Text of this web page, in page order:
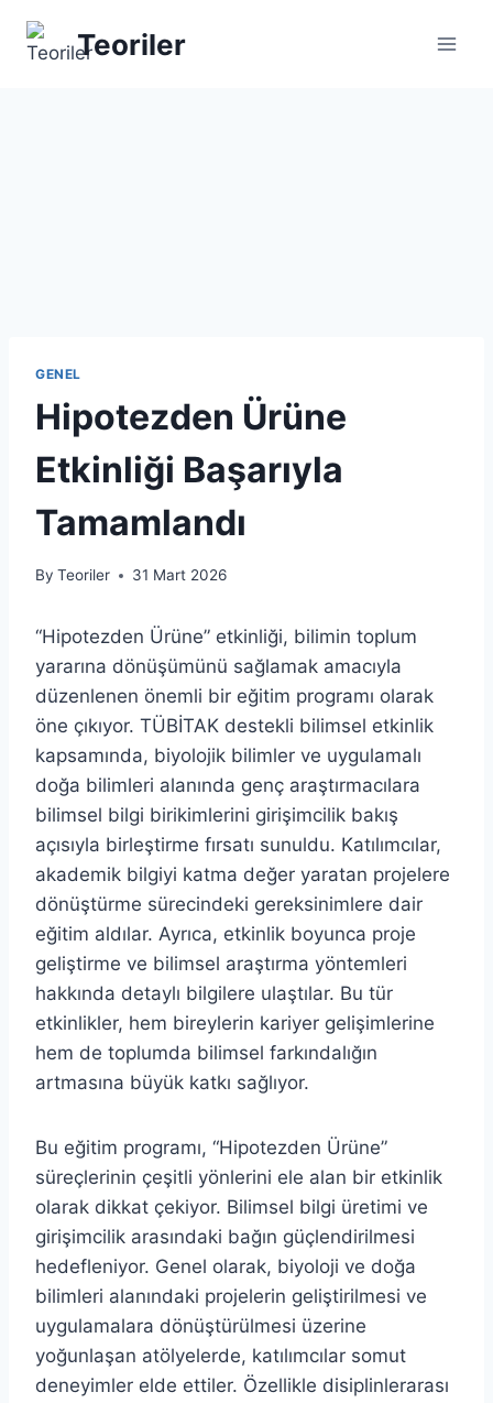
Teoriler
GENEL
Hipotezden Ürüne
Etkinliği Başarıyla
Tamamlandı
By Teoriler 31 Mart 2026
“Hipotezden Ürüne” etkinliği, bilimin toplum
yararına dönüşümünü sağlamak amacıyla
düzenlenen önemli bir eğitim programı olarak
öne çıkıyor. TÜBİTAK destekli bilimsel etkinlik
kapsamında, biyolojik bilimler ve uygulamalı
doğa bilimleri alanında genç araştırmacılara
bilimsel bilgi birikimlerini girişimcilik bakış
açısıyla birleştirme fırsatı sunuldu. Katılımcılar,
akademik bilgiyi katma değer yaratan projelere
dönüştürme sürecindeki gereksinimlere dair
eğitim aldılar. Ayrıca, etkinlik boyunca proje
geliştirme ve bilimsel araştırma yöntemleri
hakkında detaylı bilgilere ulaştılar. Bu tür
etkinlikler, hem bireylerin kariyer gelişimlerine
hem de toplumda bilimsel farkındalığın
artmasına büyük katkı sağlıyor.
Bu eğitim programı, “Hipotezden Ürüne”
süreçlerinin çeşitli yönlerini ele alan bir etkinlik
olarak dikkat çekiyor. Bilimsel bilgi üretimi ve
girişimcilik arasındaki bağın güçlendirilmesi
hedefleniyor. Genel olarak, biyoloji ve doğa
bilimleri alanındaki projelerin geliştirilmesi ve
uygulamalara dönüştürülmesi üzerine
yoğunlaşan atölyelerde, katılımcılar somut
deneyimler elde ettiler. Özellikle disiplinlerarası